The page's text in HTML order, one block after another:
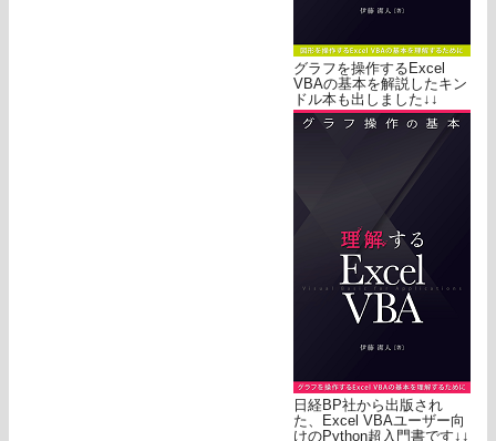
グラフを操作するExcel
VBAの基本を解説したキン
ドル本も出しました↓↓
日経BP社から出版され
た、Excel VBAユーザー向
けのPython超入門書です↓↓